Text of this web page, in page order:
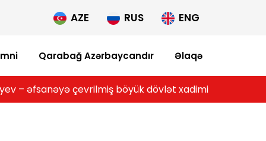
AZE RUS ENG
Qarabağ Azərbaycandır Əlaqə
– əfsanəyə çevrilmiş böyük dövlət xadimi